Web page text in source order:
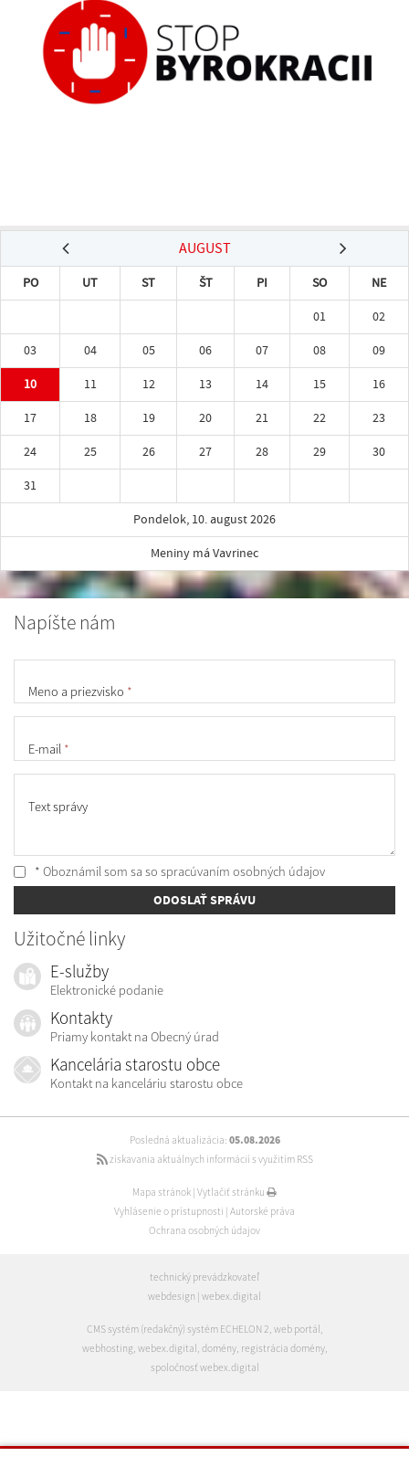
AUGUST
PO UT ST ŠT PI SO
NE
01
02
03
04 05 06 07 08
09
10
11 12 13 14 15
16
17
18 19 20 21 22
23
24
25 26 27 28 29
30
31
Pondelok, 10. august 2026
Meniny má Vavrinec
Napíšte nám
Meno a priezvisko *
E-mail *
Text správy
* Oboznámil som sa so spracúvaním osobných údajov
ODOSLAŤ SPRÁVU
Užitočné linky
E-služby
Elektronické podanie
Kontakty
Priamy kontakt na Obecný úrad
Kancelária starostu obce
Kontakt na kanceláriu starostu obce
Posledná aktualizácia: 05.08.2026
získavania aktuálnych informácií s využitím RSS
Mapa stránok Vytlačiť stránku
Vyhlásenie o prístupnosti Autorské práva
Ochrana osobných údajov
technický prevádzkovateľ
webdesign webex.digital
CMS systém (redakčný) systém ECHELON 2, web portál ,
webhosting, webex.digital , domény, registrácia domény,
spoločnosť webex.digital